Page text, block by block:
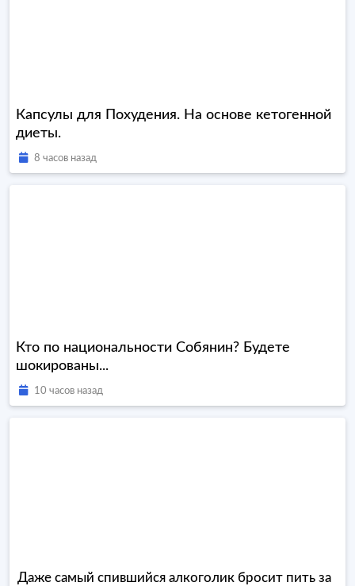
Капсулы для Похудения. На основе кетогенной
диеты.
8 часов назад
Кто по национальности Собянин? Будете
шокированы...
10 часов назад
Даже самый спившийся алкоголик бросит пить за